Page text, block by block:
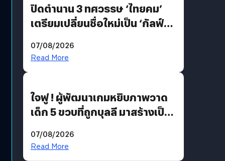
ปิดตำนาน 3 ทศวรรษ ‘ไทยคม’
เตรียมเปลี่ยนชื่อใหม่เป็น ‘กัลฟ์
อวกาศเต็มสูบ
07/08/2026
Read More
ใจฟู ! ผู้พัฒนาเกมหยิบภาพวาด
เด็ก 5 ขวบที่ถูกบุลลี มาสร้างเป็น
07/08/2026
Read More